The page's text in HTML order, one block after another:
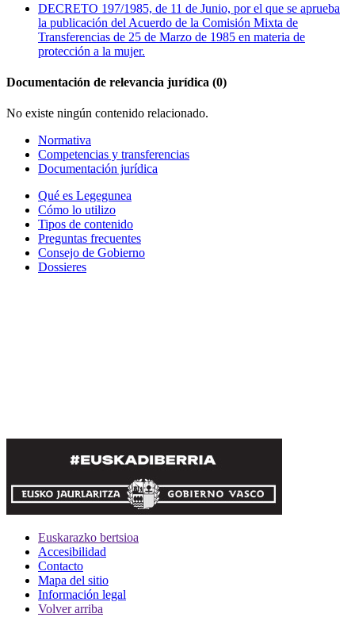
DECRETO 197/1985, de 11 de Junio, por el que se aprueba
la publicación del Acuerdo de la Comisión Mixta de
Transferencias de 25 de Marzo de 1985 en materia de
protección a la mujer.
Documentación de relevancia jurídica (0)
No existe ningún contenido relacionado.
Normativa
Competencias y transferencias
Documentación jurídica
Qué es Legegunea
Cómo lo utilizo
Tipos de contenido
Preguntas frecuentes
Consejo de Gobierno
Dossieres
Euskarazko bertsioa
Accesibilidad
Contacto
Mapa del sitio
Información legal
Volver arriba